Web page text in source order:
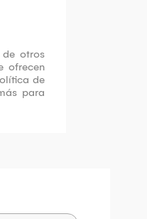
de otros
ofrecen
de
para